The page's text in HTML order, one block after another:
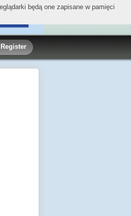
Register
będą one zapisane w pamięci